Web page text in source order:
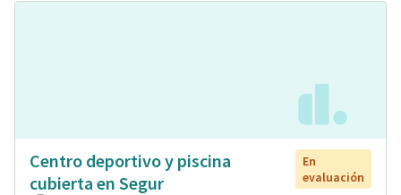
Centro deportivo y piscina
cubierta en Segur
En
evaluación